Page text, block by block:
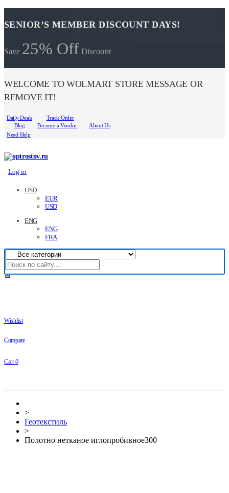
SENIOR’S MEMBER DISCOUNT DAYS!
Save 25% Off Discount
WELCOME TO WOLMART STORE MESSAGE OR
REMOVE IT!
Daily Deals
Track Order
Blog
Become a Vendor
About Us
Need Help
Log in
USD
EUR
USD
ENG
ENG
FRA
Wishlist
Compare
Cart 0
>
Геотекстиль
>
Полотно нетканое иглопробивное300